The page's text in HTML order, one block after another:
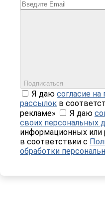
Подписаться
Я даю согласие
рассылок в
рекламе»
Я даю
своих персональных
информационных
в соответствии с
обработки